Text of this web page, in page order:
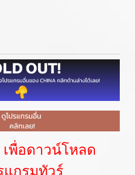
พื่อดาวน์โหลด
แกรมทัวร์